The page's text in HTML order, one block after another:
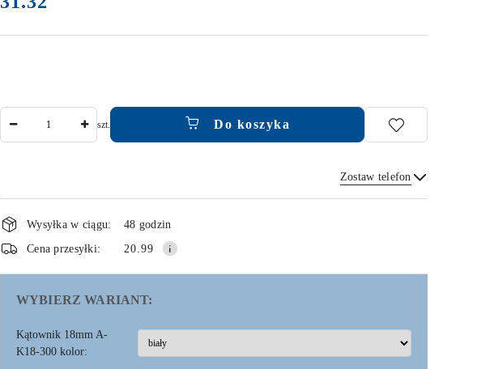
szt. Do koszyka
Zostaw telefon
Wyślij
Dostępność
i
dostawa
Wysyłka w ciągu:
48 godzin
Cena przesyłki:
20.99
WYBIERZ WARIANT:
Kątownik 18mm A-
K18-300 kolor: